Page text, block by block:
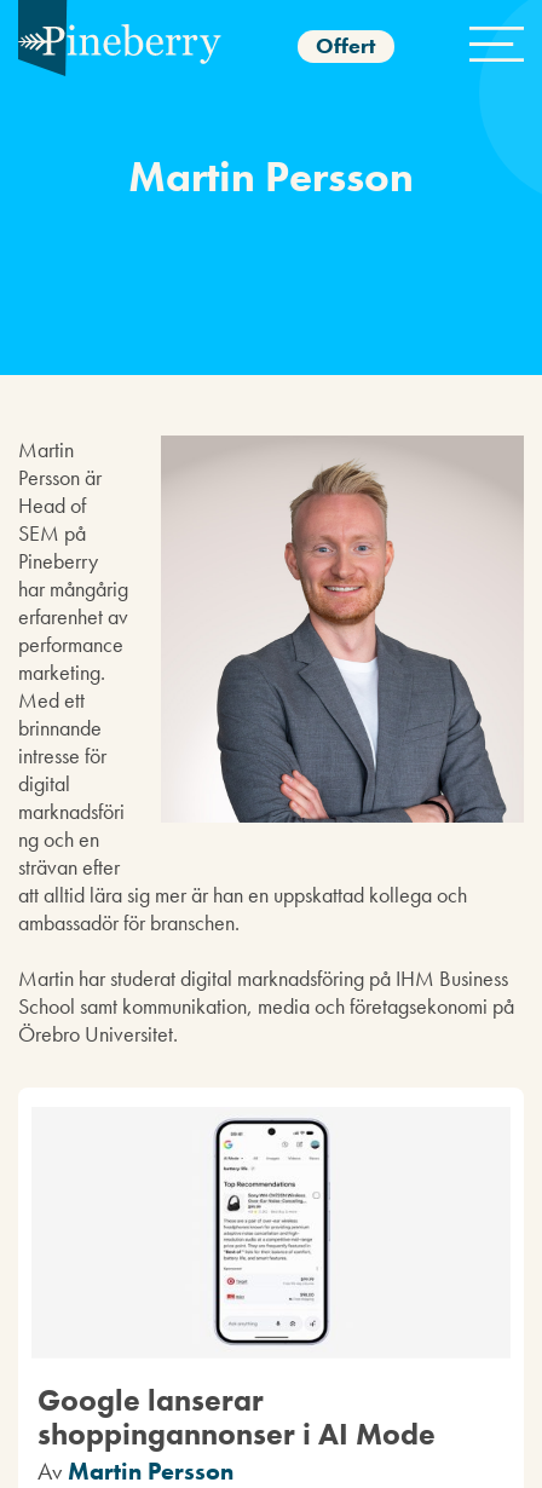
Offert
Martin Persson
Martin
Persson är
Head of
SEM på
Pineberry
har mångårig
erfarenhet av
performance
marketing.
Med ett
brinnande
intresse för
digital
marknadsföri
ng och en
strävan efter
att alltid lära sig mer är han en uppskattad kollega och
ambassadör för branschen.
Martin har studerat digital marknadsföring på IHM Business
School samt kommunikation, media och företagsekonomi på
Örebro Universitet.
Google lanserar
shoppingannonser i AI Mode
Av Martin Persson